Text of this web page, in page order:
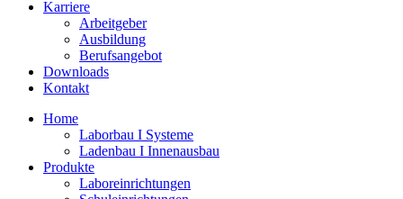
Karriere
Arbeitgeber
Ausbildung
Berufsangebot
Downloads
Kontakt
Home
Laborbau I Systeme
Ladenbau I Innenausbau
Produkte
Laboreinrichtungen